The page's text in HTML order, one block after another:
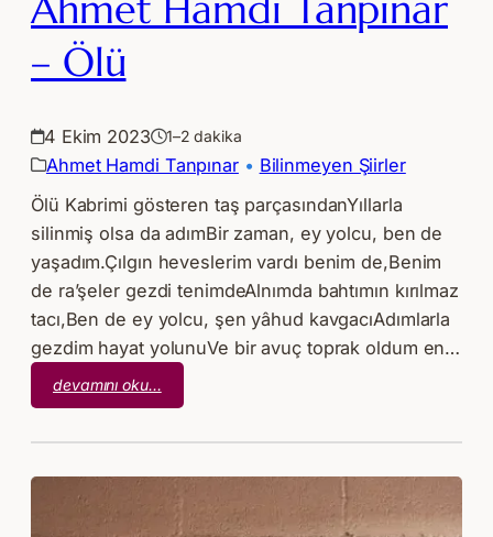
– Ölü
4 Ekim 2023 1–2 dakika
Ahmet Hamdi Tanpınar • Bilinmeyen Şiirler
Ölü Kabrimi gösteren taş parçasındanYıllarla
silinmiş olsa da adımBir zaman, ey yolcu, ben de
yaşadım.Çılgın heveslerim vardı benim de,Benim
de ra’şeler gezdi tenimdeAlnımda bahtımın kırılmaz
tacı,Ben de ey yolcu, şen yâhud kavgacıAdımlarla
gezdim hayat yolunuVe bir avuç toprak oldum en…
devamını oku…
Ahmet
–
Ölü